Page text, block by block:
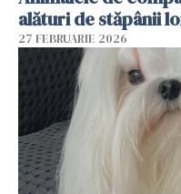
alături de stăpânii
27 FEBRUARIE 2026